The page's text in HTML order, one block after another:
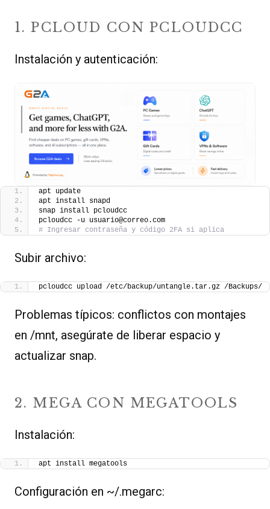
1. PCLOUD CON PCLOUDCC
Instalación y autenticación:
apt update
apt install snapd
snap install pcloudcc
pcloudcc -u usuario@correo.com
# Ingresar contraseña y código 2FA si aplica
Subir archivo:
pcloudcc upload /etc/backup/untangle.tar.gz /Backups/
Problemas típicos: conflictos con montajes
en /mnt, asegúrate de liberar espacio y
actualizar snap.
2. MEGA CON MEGATOOLS
Instalación:
apt install megatools
Configuración en ~/.megarc: